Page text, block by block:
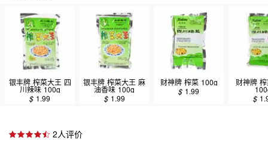
银丰牌 榨菜大王 四
川辣味 100g
$ 1.99
银丰牌 榨菜大王 麻
油香味 100g
$ 1.99
财神牌 榨菜 100g
$ 1.99
财神牌
$
2人评价